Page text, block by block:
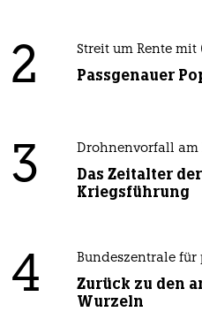
2 Streit um Rente mit
Passgenauer
3 Drohnenvorfall am
Das Zeitalter
Kriegsführung
4 Bundeszentrale
Zurück zu den
Wurzeln